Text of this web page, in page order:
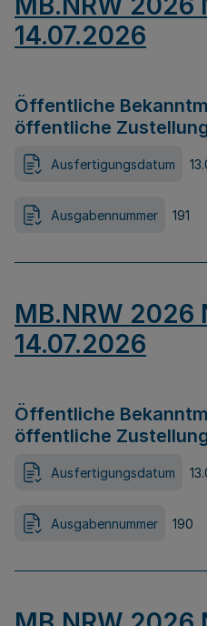
14.07.2026
Öffentliche
öffentliche
Ausfertigungsdatum
Ausgabennummer 191
MB.NRW 2026
14.07.2026
Öffentliche
öffentliche
Ausfertigungsdatum
Ausgabennummer 190